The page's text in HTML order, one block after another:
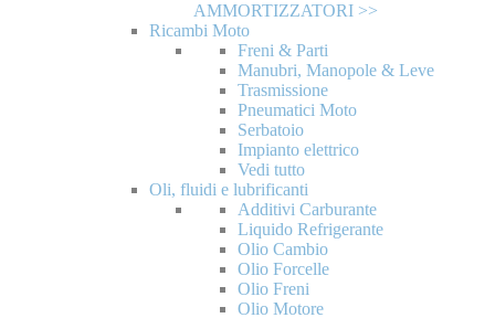
AMMORTIZZATORI >>
Ricambi Moto
Freni & Parti
Manubri, Manopole & Leve
Trasmissione
Pneumatici Moto
Serbatoio
Impianto elettrico
Vedi tutto
Oli, fluidi e lubrificanti
Additivi Carburante
Liquido Refrigerante
Olio Cambio
Olio Forcelle
Olio Freni
Olio Motore